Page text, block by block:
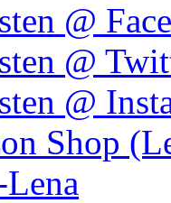
@
@
@
Shop